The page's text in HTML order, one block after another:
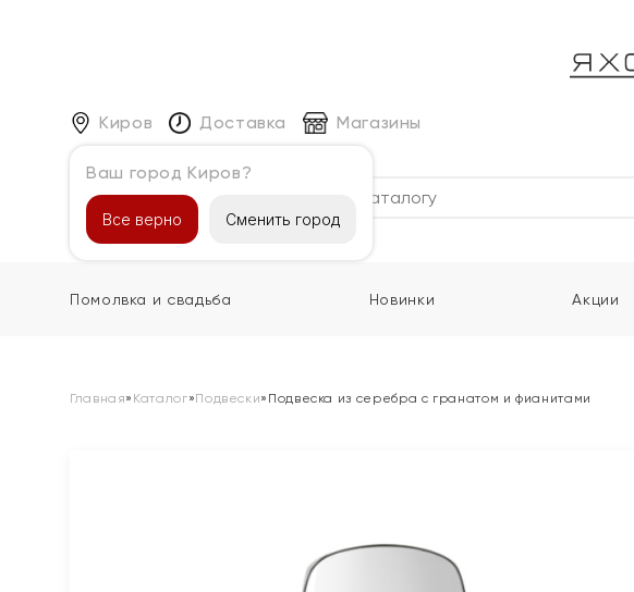
Киров
Ваш город Киров?
Все верно Сменить город
Доставка Магазины
Каталог
Помолвка и свадьба Новинки Акции
Главная» Каталог»Подвески» Подвеска из серебра с гранатом и фианитами